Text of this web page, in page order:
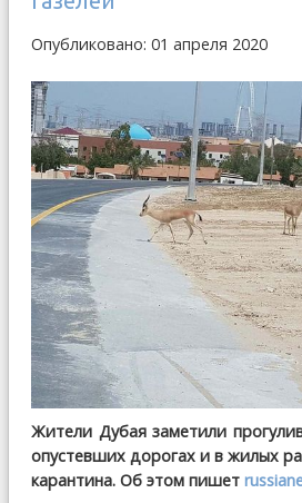
Опубликовано: 01 апреля 2020
Жители Дубая заметили
опустевших дорогах и в жилых
карантина. Об этом пишет